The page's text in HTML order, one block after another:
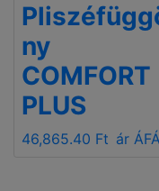
ny
COMFORT
PLUS
46,865.40 Ft ár